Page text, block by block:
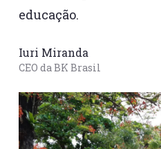
educação.
Iuri Miranda
CEO da BK Brasil